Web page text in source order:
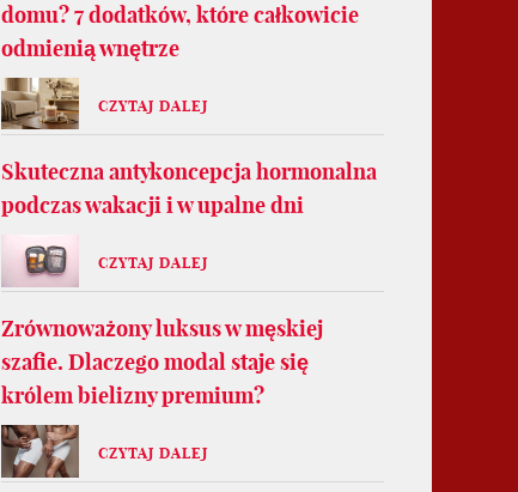
domu? 7 dodatków, które całkowicie
odmienią wnętrze
CZYTAJ DALEJ
Skuteczna antykoncepcja hormonalna
podczas wakacji i w upalne dni
CZYTAJ DALEJ
Zrównoważony luksus w męskiej
szafie. Dlaczego modal staje się
królem bielizny premium?
CZYTAJ DALEJ